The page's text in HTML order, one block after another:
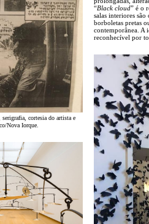
serigrafia, cortesia do artista e
Nova Iorque.
“Black cloud” é o
salas interiores
borboletas pretas
contemporânea. A
reconhecível por